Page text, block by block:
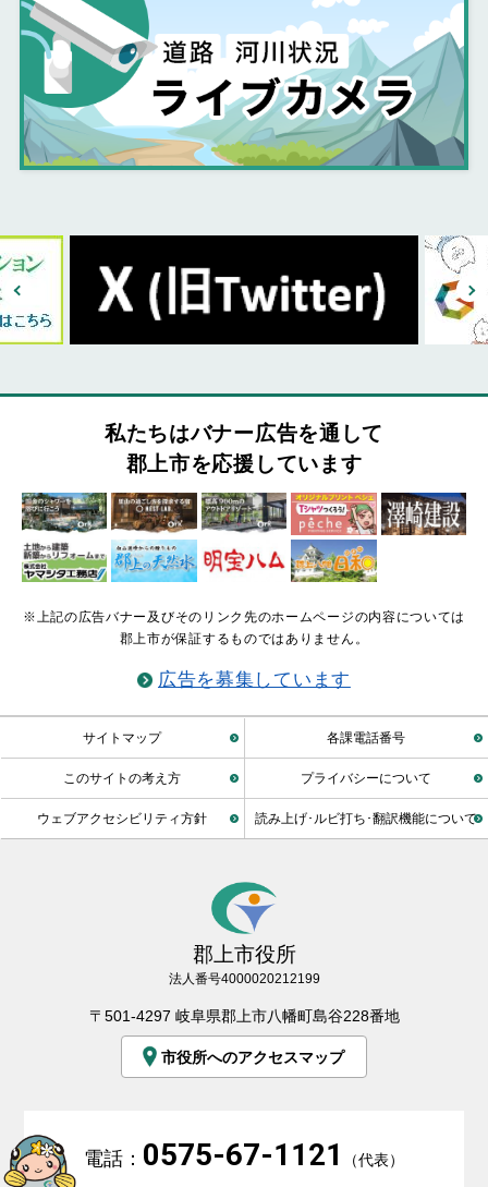
私たちはバナー広告を通して
郡上市を応援しています
※上記の広告バナー及びそのリンク先のホームページの内容については
郡上市が保証するものではありません。
広告を募集しています
サイトマップ 各課電話番号
このサイトの考え方 プライバシーについて
ウェブアクセシビリティ方針 読み上げ･ルビ打ち･翻訳機能について
郡上市役所
法人番号4000020212199
〒501-4297 岐阜県郡上市八幡町島谷228番地
市役所へのアクセスマップ
電話： 0575-67-1121 （代表）